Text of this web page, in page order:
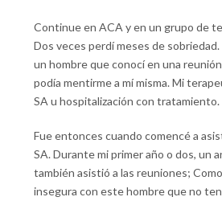
Continue en ACA y en un grupo de
Dos veces perdí meses de
un hombre que conocí en una
podía mentirme a mí misma. Mi
SA u hospitalización con tratamiento.
Fue entonces cuando comencé a
SA. Durante mi primer año o dos, un
también asistió a las reuniones;
insegura con este hombre que no